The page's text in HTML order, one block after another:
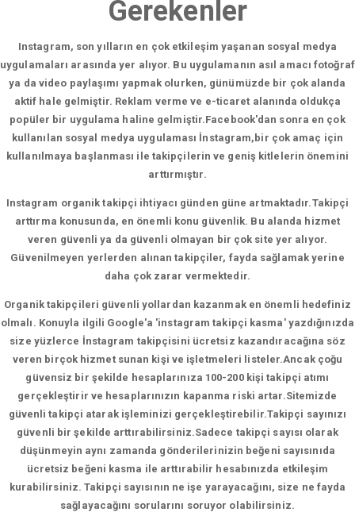
Gerekenler
Instagram, son yılların en çok etkileşim yaşanan sosyal medya
uygulamaları arasında yer alıyor. Bu uygulamanın asıl amacı fotoğraf
ya da video paylaşımı yapmak olurken, günümüzde bir çok alanda
aktif hale gelmiştir. Reklam verme ve e-ticaret alanında oldukça
popüler bir uygulama haline gelmiştir.Facebook'dan sonra en çok
kullanılan sosyal medya uygulaması İnstagram,bir çok amaç için
kullanılmaya başlanması ile takipçilerin ve geniş kitlelerin önemini
arttırmıştır.
Instagram organik takipçi ihtiyacı günden güne artmaktadır.Takipçi
arttırma konusunda, en önemli konu güvenlik. Bu alanda hizmet
veren güvenli ya da güvenli olmayan bir çok site yer alıyor.
Güvenilmeyen yerlerden alınan takipçiler, fayda sağlamak yerine
daha çok zarar vermektedir.
Organik takipçileri güvenli yollardan kazanmak en önemli hedefiniz
olmalı. Konuyla ilgili Google'a 'instagram takipçi kasma' yazdığınızda
size yüzlerce İnstagram takipçisini ücretsiz kazandıracağına söz
veren birçok hizmet sunan kişi ve işletmeleri listeler.Ancak çoğu
güvensiz bir şekilde hesaplarınıza 100-200 kişi takipçi atımı
gerçekleştirir ve hesaplarınızın kapanma riski artar.Sitemizde
güvenli takipçi atarak işleminizi gerçekleştirebilir.Takipçi sayınızı
güvenli bir şekilde arttırabilirsiniz.Sadece takipçi sayısı olarak
düşünmeyin aynı zamanda gönderilerinizin beğeni sayısınıda
ücretsiz beğeni kasma ile arttırabilir hesabınızda etkileşim
kurabilirsiniz. Takipçi sayısının ne işe yarayacağını, size ne fayda
sağlayacağını sorularını soruyor olabilirsiniz.